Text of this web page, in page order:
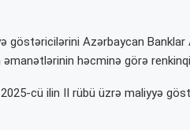
göstəricilərini Azərbaycan Banklar
həcminə görə
cü ilin II rübü üzrə maliyyə